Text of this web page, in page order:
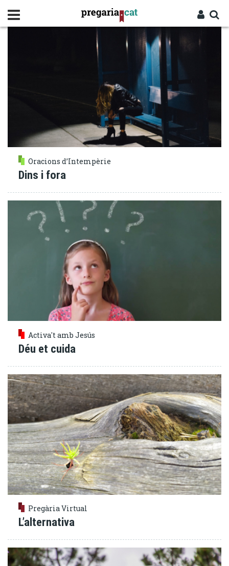
contingut
Entra
DIFICULTATS
Oracions d’Intempèrie
Dins i fora
Activa't amb Jesús
Déu et cuida
Pregària Virtual
L’alternativa